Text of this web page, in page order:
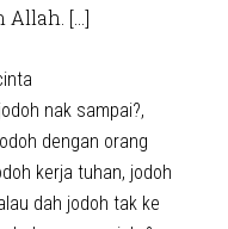
Allah. […]
nak sampai?,
dengan orang
kerja tuhan, jodoh
dah jodoh tak ke